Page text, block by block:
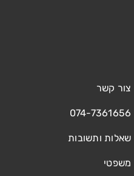
צור קשר
074-7361656
שאלות ותשובות
משפטי